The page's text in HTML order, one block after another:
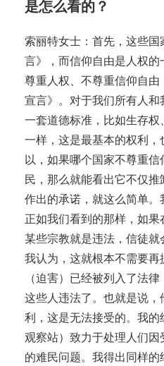
是怎么看的？
索丽特女士：首先，这些
言》，而信仰自由是人权
尊重人权、不尊重信仰自
宣言》。对于我们所有人
一套道德标准，比如生存
一样，这是最基本的权利
以，如果哪个国家不尊重
民，那么就能看出它不仅
作出的承诺，就这么简单。
正如我们看到的那样，如
某些宗教就是违法，信徒
我认为，这就根本不需要
（迫害）已经被列入了法
这些人违法了。也就是说
利，这是无法接受的。我
观察站）致力于处理人们
的难民问题。我得出同样的